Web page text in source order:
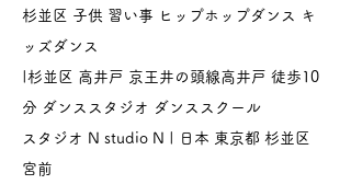
杉並区 子供 習い事 ヒップホップダンス キ
ッズダンス
|杉並区 高井戸 京王井の頭線高井戸 徒歩10
分 ダンススタジオ ダンススクール
スタジオ N studio N | 日本 東京都 杉並区
宮前